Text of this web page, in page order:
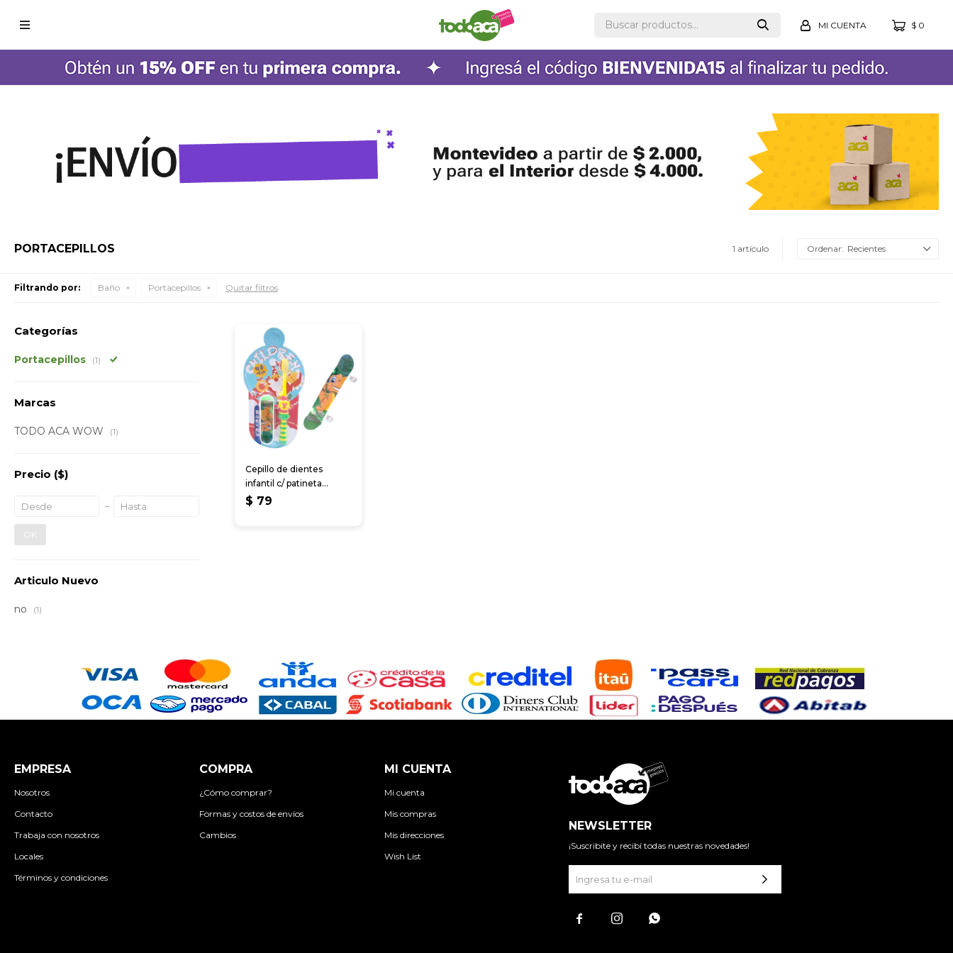
$ 0

PORTACEPILLOS 1 artículo Recientes
Filtrando por: Baño Portacepillos Quitar filtros
Cepillo de dientes
infantil c/ patineta
juguete
$ 79
Categorías
Portacepillos (1)
Marcas
TODO ACA WOW (1)
Precio ($)
OK
Articulo Nuevo
no (1)
EMPRESA
Nosotros
Contacto
Trabaja con nosotros
Locales
Términos y condiciones
COMPRA
¿Cómo comprar?
Formas y costos de envíos
Cambios
MI CUENTA
Mi cuenta
Mis compras
Mis direcciones
Wish List
NEWSLETTER
¡Suscribite y recibí todas nuestras novedades!
  